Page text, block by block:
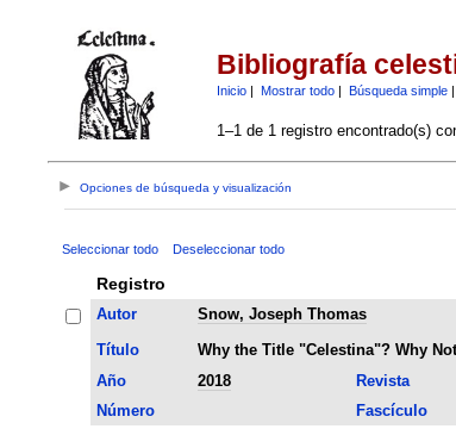
Bibliografía
Inicio| Mostrar todo| Búsqueda simple|
1–1 de 1 registro encontrado(s)
Opciones de búsqueda y visualización
Seleccionar todo Deseleccionar todo
Registro
Autor
Snow, Joseph Thomas
Título
Why the Title "Celestina"? Why
Año
2018 Revista
Número
Fascículo